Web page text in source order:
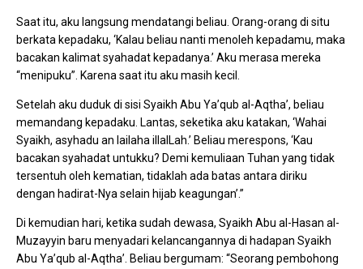
Saat itu, aku langsung mendatangi beliau. Orang-orang di situ
berkata kepadaku, ‘Kalau beliau nanti menoleh kepadamu, maka
bacakan kalimat syahadat kepadanya.’ Aku merasa mereka
“menipuku”. Karena saat itu aku masih kecil.
Setelah aku duduk di sisi Syaikh Abu Ya’qub al-Aqtha’, beliau
memandang kepadaku. Lantas, seketika aku katakan, ‘Wahai
Syaikh, asyhadu an lailaha illalLah.’ Beliau merespons, ‘Kau
bacakan syahadat untukku? Demi kemuliaan Tuhan yang tidak
tersentuh oleh kematian, tidaklah ada batas antara diriku
dengan hadirat-Nya selain hijab keagungan’.”
Di kemudian hari, ketika sudah dewasa, Syaikh Abu al-Hasan al-
Muzayyin baru menyadari kelancangannya di hadapan Syaikh
Abu Ya’qub al-Aqtha’. Beliau bergumam: “Seorang pembohong